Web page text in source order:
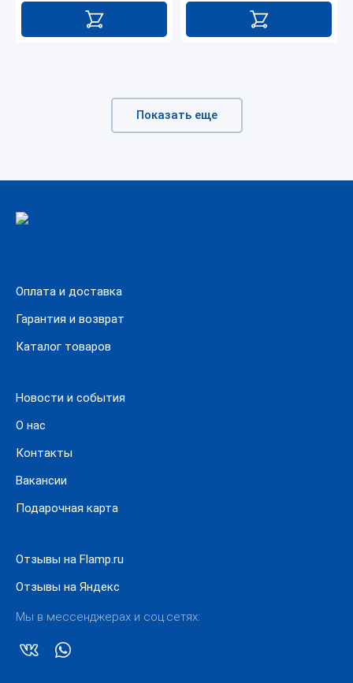
Показать еще
Оплата и доставка
Гарантия и возврат
Каталог товаров
Новости и события
О нас
Контакты
Вакансии
Подарочная карта
Отзывы на Flamp.ru
Отзывы на Яндекс
Мы в мессенджерах и соц.сетях: